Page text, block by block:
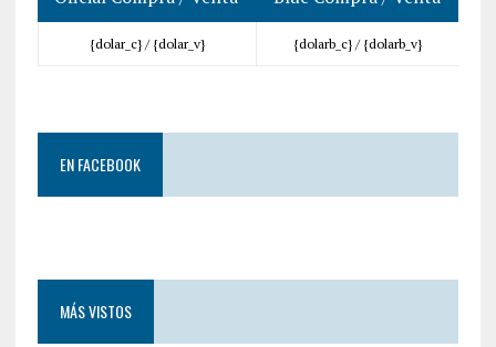
{dolar_c} / {dolar_v} {dolarb_c} / {dolarb_v}
EN FACEBOOK
MÁS VISTOS